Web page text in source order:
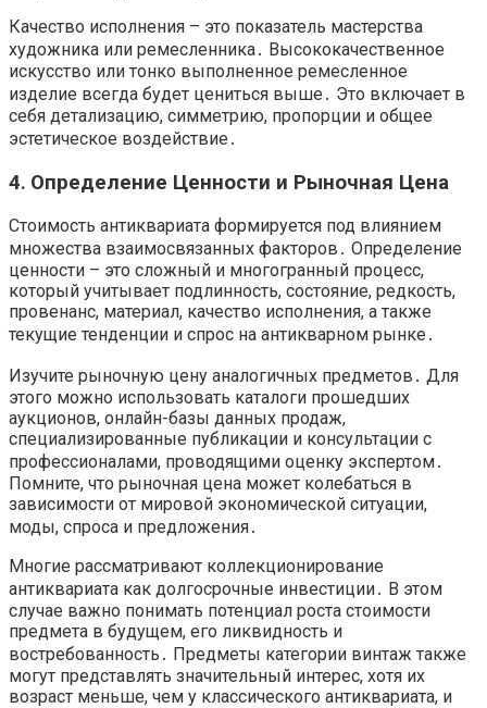
Качество исполнения – это показатель мастерства
художника или ремесленника․ Высококачественное
искусство или тонко выполненное ремесленное
изделие всегда будет цениться выше․ Это включает в
себя детализацию, симметрию, пропорции и общее
эстетическое воздействие․
4․ Определение Ценности и Рыночная Цена
Стоимость антиквариата формируется под влиянием
множества взаимосвязанных факторов․ Определение
ценности – это сложный и многогранный процесс,
который учитывает подлинность, состояние, редкость,
провенанс, материал, качество исполнения, а также
текущие тенденции и спрос на антикварном рынке․
Изучите рыночную цену аналогичных предметов․ Для
этого можно использовать каталоги прошедших
аукционов, онлайн-базы данных продаж,
специализированные публикации и консультации с
профессионалами, проводящими оценку экспертом․
Помните, что рыночная цена может колебаться в
зависимости от мировой экономической ситуации,
моды, спроса и предложения․
Многие рассматривают коллекционирование
антиквариата как долгосрочные инвестиции․ В этом
случае важно понимать потенциал роста стоимости
предмета в будущем, его ликвидность и
востребованность․ Предметы категории винтаж также
могут представлять значительный интерес, хотя их
возраст меньше, чем у классического антиквариата, и